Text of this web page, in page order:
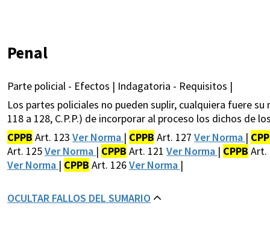
Penal
Parte policial - Efectos | Indagatoria - Requisitos |
Los partes policiales no pueden suplir, cualquiera fuere
118 a 128, C.P.P.) de incorporar al proceso los dichos de
CPPB Art. 123 Ver Norma | CPPB Art. 127 Ver Norma |
Art. 125Ver Norma | CPPB Art. 121 Ver Norma | CPPB Art.
Ver Norma | CPPB Art. 126Ver Norma |
OCULTAR FALLOS DEL SUMARIO